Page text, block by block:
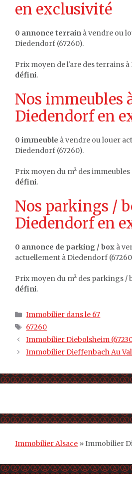
en exclusivité
0 annonce terrain à vendre ou
Diedendorf (67260).
Prix moyen de l'are des terrains
défini.
Nos immeubles
Diedendorf en
0 immeuble à vendre ou louer
Diedendorf (67260).
Prix moyen du m² des
défini.
Nos parkings /
Diedendorf en
0 annonce de parking / box à
actuellement à Diedendorf
Prix moyen du m² des parkings /
défini.
Catégories
Immobilier dans le 67
Étiquettes
67260
Immobilier Diebolsheim
Immobilier Dieffenbach Au Val
Immobilier Alsace »Immobilier